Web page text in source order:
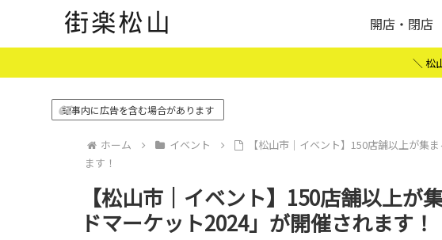
開店・閉店
＼ 松
記事内に広告を含む場合があります
ホーム イベント
【松山市｜イベント】150店舗以上が集
ます！
【松山市｜イベント】150店舗以上が
ドマーケット2024」が開催されます！